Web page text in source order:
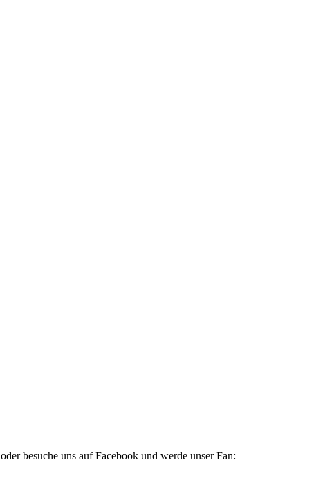
oder besuche uns auf Facebook und werde unser Fan: